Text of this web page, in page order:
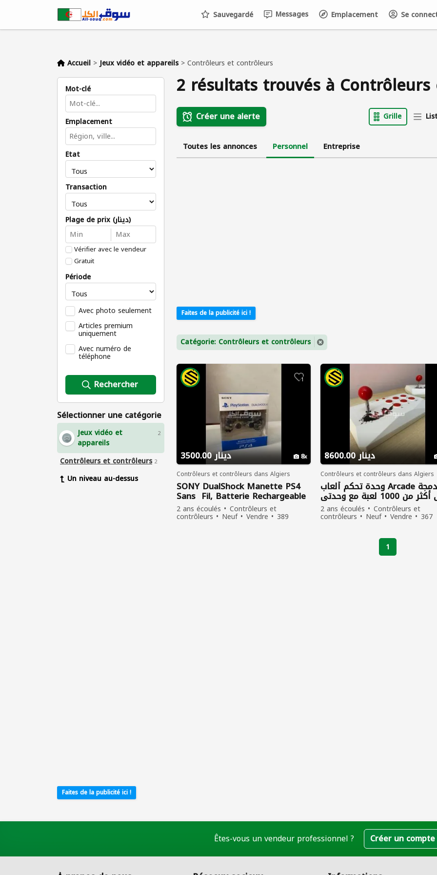
Se
Emplacement
Messages
Sauvegardé
Accueil >Jeux vidéo et appareils >Contrôleurs et contrôleurs
Mot-clé
Emplacement
État
Transaction
Plage de prix (دينار)
Vérifier avec le vendeur
Gratuit
Période
Avec photo seulement
Articles premium
uniquement
Avec numéro de
téléphone
Rechercher
Sélectionner une catégorie
Jeux vidéo et
appareils
2
Contrôleurs et contrôleurs 2
Un niveau au-dessus
Faites de la publicité ici !
2 résultats trouvés à
Créer une alerte Grille
Toutes les annonces Personnel Entreprise
Faites de la publicité ici !
Catégorie: Contrôleurs et contrôleurs
3500.00 دينار 8
1
Contrôleurs et contrôleurs dans Algiers
SONY DualShock Manette PS4
Sans Fil, Batterie Rechargeable
(High Copy) – Gris Camouflage
2 ans écoulés Contrôleurs et
contrôleurs Neuf Vendre 389
8600.00 دينار
Contrôleurs et contrôleurs dans Algiers
وحدة تحكم ألعاب Arcade مدمجة
في أكثر من 1000 لعبة مع وحدتي
تحكم
2 ans écoulés Contrôleurs et
contrôleurs Neuf Vendre 367
1
Êtes-vous un vendeur professionnel ? Créer un compte